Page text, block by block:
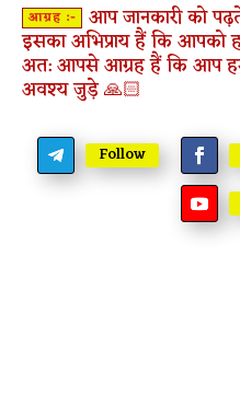
आग्रह :- आप जानकारी को
इसका अभिप्राय हैं कि आपको
अत: आपसे आग्रह हैं कि आप
अवश्य जुड़े 🙏🏻
Follow